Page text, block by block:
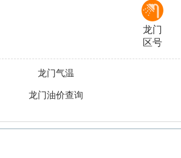
龙门
区号
龙门气温
龙门油价查询